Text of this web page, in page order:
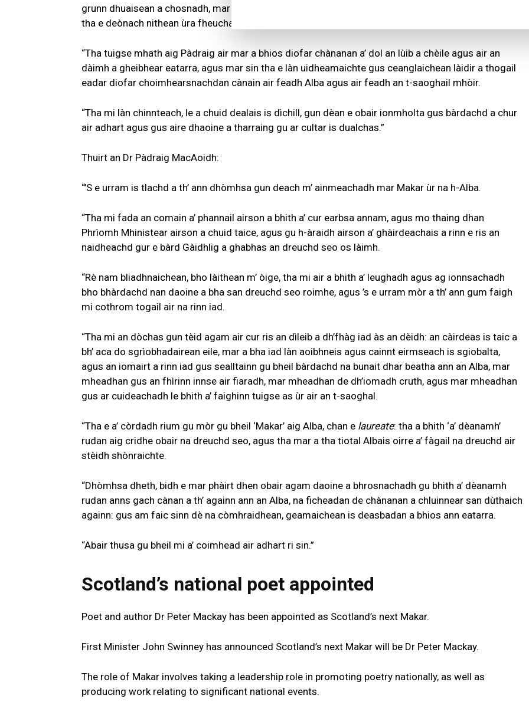
grunn dhuaisean a chosnadh, mar thoradh air dàin làn tùsalachd agus mireanachd agus ri linn mar a
tha e deònach nithean ùra fheuchainn le cainnt is cànan.
“Tha tuigse mhath aig Pàdraig air mar a bhios diofar chànanan a’ dol an lùib a chèile agus air an
dàimh a gheibhear eatarra, agus mar sin tha e làn uidheamaichte gus ceanglaichean làidir a thogail
eadar diofar choimhearsnachdan cànain air feadh Alba agus air feadh an t-saoghail mhòir.
“Tha mi làn chinnteach, le a chuid dealais is dìchill, gun dèan e obair ionmholta gus bàrdachd a chur
air adhart agus gus aire dhaoine a tharraing gu ar cultar is dualchas.”
Thuirt an Dr Pàdraig MacAoidh:
“’S e urram is tlachd a th’ ann dhòmhsa gun deach m’ ainmeachadh mar Makar ùr na h-Alba.
“Tha mi fada an comain a’ phannail airson a bhith a’ cur earbsa annam, agus mo thaing dhan
Phrìomh Mhinistear airson a chuid taice, agus gu h-àraidh airson a’ ghàirdeachais a rinn e ris an
naidheachd gur e bàrd Gàidhlig a ghabhas an dreuchd seo os làimh.
“Rè nam bliadhnaichean, bho làithean m’ òige, tha mi air a bhith a’ leughadh agus ag ionnsachadh
bho bhàrdachd nan daoine a bha san dreuchd seo roimhe, agus ’s e urram mòr a th’ ann gum faigh
mi cothrom togail air na rinn iad.
“Tha mi an dòchas gun tèid agam air cur ris an dìleib a dh’fhàg iad às an dèidh: an càirdeas is taic a
bh’ aca do sgrìobhadairean eile, mar a bha iad làn aoibhneis agus cainnt eirmseach is sgiobalta,
agus an iomairt a rinn iad gus sealltainn gu bheil bàrdachd na bunait dhar beatha ann an Alba, mar
mheadhan gus an fhìrinn innse air fiaradh, mar mheadhan de dh’iomadh cruth, agus mar mheadhan
gus ar cuideachadh le bhith a’ faighinn tuigse as ùr air an t-saoghal.
“Tha e a’ còrdadh rium gu mòr gu bheil ‘Makar’ aig Alba, chan e laureate: tha a bhith ‘a’ dèanamh’
rudan aig cridhe obair na dreuchd seo, agus tha mar a tha tiotal Albais oirre a’ fàgail na dreuchd air
stèidh shònraichte.
“Dhòmhsa dheth, bidh e mar phàirt dhen obair agam daoine a bhrosnachadh gu bhith a’ dèanamh
rudan anns gach cànan a th’ againn ann an Alba, na ficheadan de chànanan a chluinnear san dùthaich
againn: gus am faic sinn dè na còmhraidhean, geamaichean is deasbadan a bhios ann eatarra.
“Abair thusa gu bheil mi a’ coimhead air adhart ri sin.”
Scotland’s national poet appointed
Poet and author Dr Peter Mackay has been appointed as Scotland’s next Makar.
First Minister John Swinney has announced Scotland’s next Makar will be Dr Peter Mackay.
The role of Makar involves taking a leadership role in promoting poetry nationally, as well as
producing work relating to significant national events.